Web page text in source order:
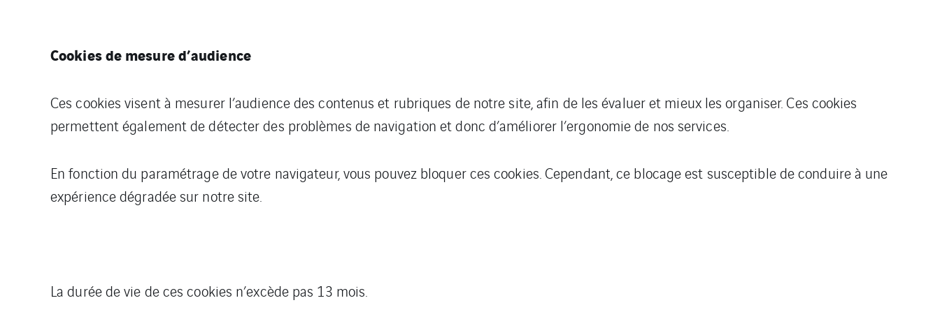
Cookies de mesure d’audience
Ces cookies visent à mesurer l’audience des contenus et rubriques de notre site, afin de les évaluer et mieux les organiser. Ces cookies
permettent également de détecter des problèmes de navigation et donc d’améliorer l’ergonomie de nos services.
En fonction du paramétrage de votre navigateur, vous pouvez bloquer ces cookies. Cependant, ce blocage est susceptible de conduire à une
expérience dégradée sur notre site.
La durée de vie de ces cookies n’excède pas 13 mois.